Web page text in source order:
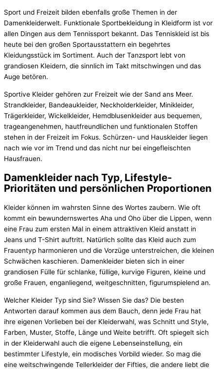
Sport und Freizeit bilden ebenfalls große Themen in der
Damenkleiderwelt. Funktionale Sportbekleidung in Kleidform ist vor
allen Dingen aus dem Tennissport bekannt. Das Tenniskleid ist bis
heute bei den großen Sportausstattern ein begehrtes
Kleidungsstück im Sortiment. Auch der Tanzsport lebt von
grandiosen Kleidern, die sinnlich im Takt mitschwingen und das
Auge betören.
Sportive Kleider gehören zur Freizeit wie der Sand ans Meer.
Strandkleider, Bandeaukleider, Neckholderkleider, Minikleider,
Trägerkleider, Wickelkleider, Hemdblusenkleider aus bequemen,
trageangenehmen, hautfreundlichen und funktionalen Stoffen
stehen in der Freizeit im Fokus. Schürzen- und Hauskleider liegen
nach wie vor im Trend und das nicht nur bei eingefleischten
Hausfrauen.
Damenkleider nach Typ, Lifestyle-
Prioritäten und persönlichen Proportionen
Kleider können im wahrsten Sinne des Wortes zaubern. Wie oft
kommt ein bewundernswertes Aha und Oho über die Lippen, wenn
eine Frau zum ersten Mal in einem attraktiven Kleid anstatt in
Jeans und T-Shirt auftritt. Natürlich sollte das Kleid auch zum
Frauentyp harmonieren und die Vorzüge unterstreichen, die kleinen
Schwächen kaschieren. Damenkleider bieten sich in einer
grandiosen Fülle für schlanke, füllige, kurvige Figuren, kleine und
große Frauen, enganliegend, weitgeschnitten, figurumspielend an.
Welcher Kleider Typ sind Sie? Wissen Sie das? Die besten
Antworten darauf kommen aus dem Bauch, denn jede Frau hat
ihre eigenen Vorlieben bei der Kleiderwahl, was Schnitt und Style,
Farben, Muster, Stoffe, Länge und Weite betrifft. Oft spiegelt sich
in der Kleiderwahl auch die eigene Lebenseinstellung, ein
bestimmter Lifestyle, ein modisches Vorbild wieder. So mag die
eine weitschwingende Tellerkleider der Fifties, die andere liebt die